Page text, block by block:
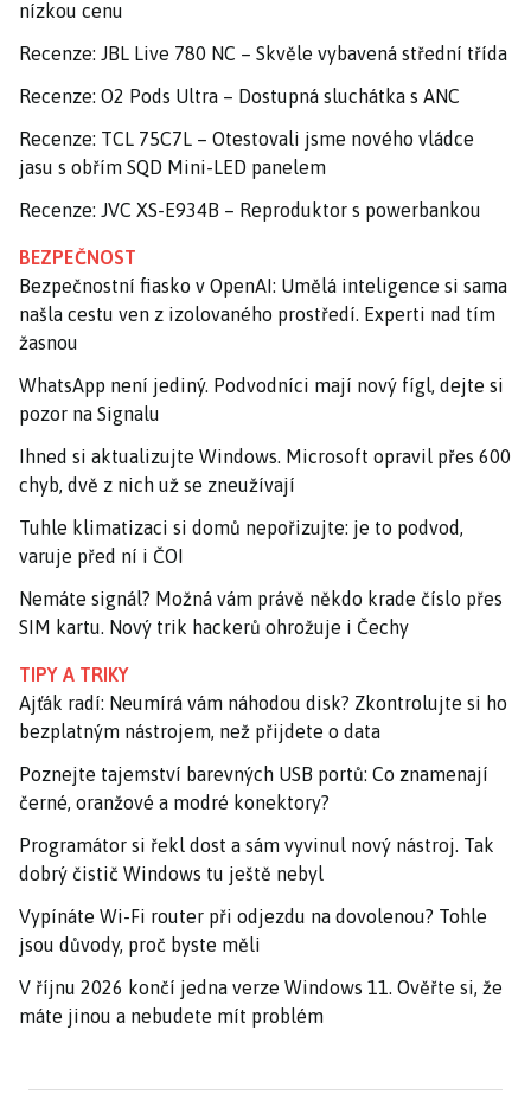
nízkou cenu
Recenze: JBL Live 780 NC – Skvěle vybavená střední třída
Recenze: O2 Pods Ultra – Dostupná sluchátka s ANC
Recenze: TCL 75C7L – Otestovali jsme nového vládce
jasu s obřím SQD Mini-LED panelem
Recenze: JVC XS-E934B – Reproduktor s powerbankou
BEZPEČNOST
Bezpečnostní fiasko v OpenAI: Umělá inteligence si sama
našla cestu ven z izolovaného prostředí. Experti nad tím
žasnou
WhatsApp není jediný. Podvodníci mají nový fígl, dejte si
pozor na Signalu
Ihned si aktualizujte Windows. Microsoft opravil přes 600
chyb, dvě z nich už se zneužívají
Tuhle klimatizaci si domů nepořizujte: je to podvod,
varuje před ní i ČOI
Nemáte signál? Možná vám právě někdo krade číslo přes
SIM kartu. Nový trik hackerů ohrožuje i Čechy
TIPY A TRIKY
Ajťák radí: Neumírá vám náhodou disk? Zkontrolujte si ho
bezplatným nástrojem, než přijdete o data
Poznejte tajemství barevných USB portů: Co znamenají
černé, oranžové a modré konektory?
Programátor si řekl dost a sám vyvinul nový nástroj. Tak
dobrý čistič Windows tu ještě nebyl
Vypínáte Wi-Fi router při odjezdu na dovolenou? Tohle
jsou důvody, proč byste měli
V říjnu 2026 končí jedna verze Windows 11. Ověřte si, že
máte jinou a nebudete mít problém